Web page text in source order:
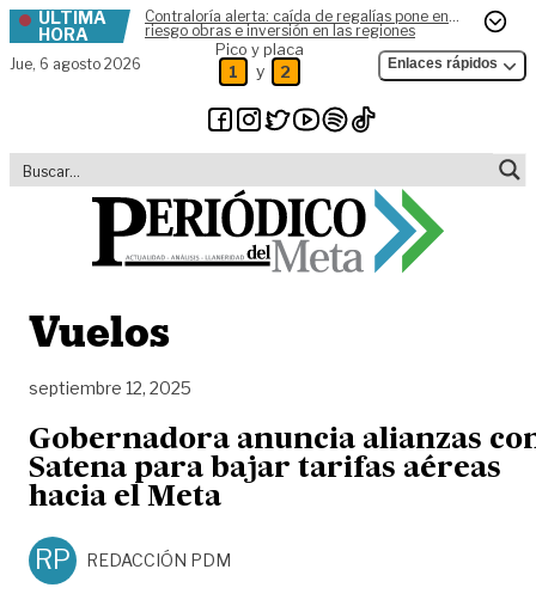
Skip to content
ÚLTIMA
HORA
Contraloría alerta: caída de regalías pone en
riesgo obras e inversión en las regiones
Jue, 6 agosto 2026
Pico y placa
1 y 2 Enlaces rápidos
Vuelos
septiembre 12, 2025
Gobernadora anuncia alianzas
Satena para bajar tarifas aéreas
hacia el Meta
RP REDACCIÓN PDM